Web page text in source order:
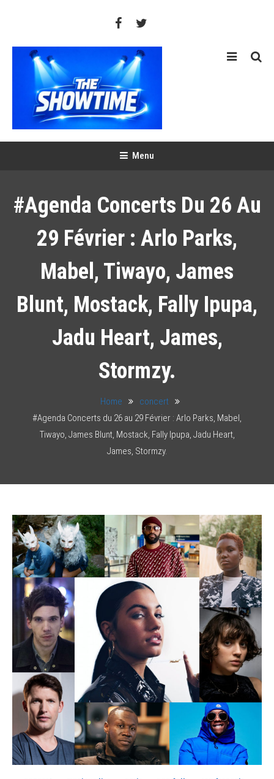
Menu
#Agenda Concerts Du 26 Au
29 Février : Arlo Parks,
Mabel, Tiwayo, James
Blunt, Mostack, Fally Ipupa,
Jadu Heart, James,
Stormzy.
Home
concert
#Agenda Concerts du 26 au 29 Février : Arlo Parks, Mabel,
Tiwayo, James Blunt, Mostack, Fally Ipupa, Jadu Heart,
James, Stormzy.